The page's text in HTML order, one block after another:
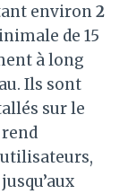
environ2
de 15
à long
Ils sont
sur le